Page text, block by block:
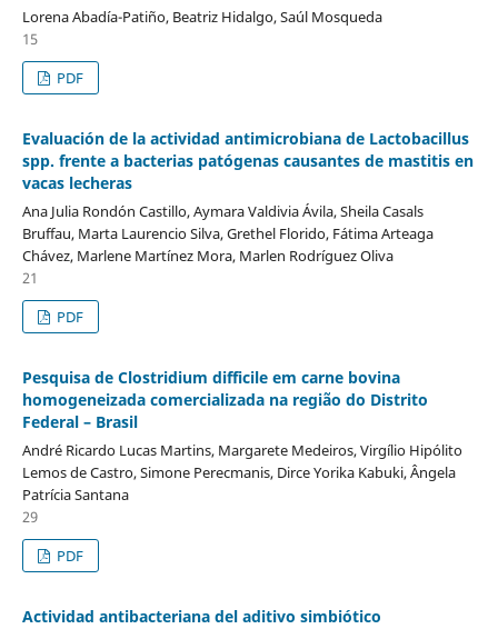
Lorena Abadía-Patiño, Beatriz Hidalgo, Saúl Mosqueda
15
PDF
Evaluación de la actividad antimicrobiana de Lactobacillus
spp. frente a bacterias patógenas causantes de mastitis en
vacas lecheras
Ana Julia Rondón Castillo, Aymara Valdivia Ávila, Sheila Casals
Bruffau, Marta Laurencio Silva, Grethel Florido, Fátima Arteaga
Chávez, Marlene Martínez Mora, Marlen Rodríguez Oliva
21
PDF
Pesquisa de Clostridium difficile em carne bovina
homogeneizada comercializada na região do Distrito
Federal – Brasil
André Ricardo Lucas Martins, Margarete Medeiros, Virgílio Hipólito
Lemos de Castro, Simone Perecmanis, Dirce Yorika Kabuki, Ângela
Patrícia Santana
29
PDF
Actividad antibacteriana del aditivo simbiótico